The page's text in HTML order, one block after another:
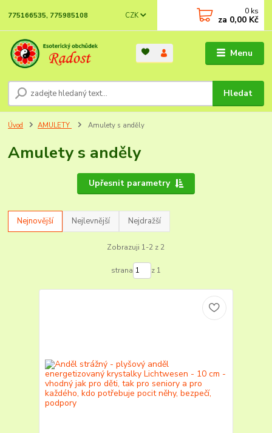
Menu
CZK
Hledat
775166535, 775985108 0 ks
za 0,00 Kč
Úvod AMULETY Amulety s anděly
Amulety s anděly
Upřesnit parametry
Nejnovější Nejlevnější Nejdražší
Zobrazuji 1-2 z 2
strana z 1